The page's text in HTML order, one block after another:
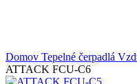
Domov Tepelné čerpadlá
ATTACK FCU-C6